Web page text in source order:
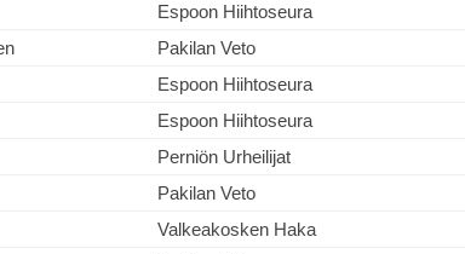
Espoon Hiihtoseura
Pakilan Veto
Espoon Hiihtoseura
Espoon Hiihtoseura
Perniön Urheilijat
Pakilan Veto
Valkeakosken Haka